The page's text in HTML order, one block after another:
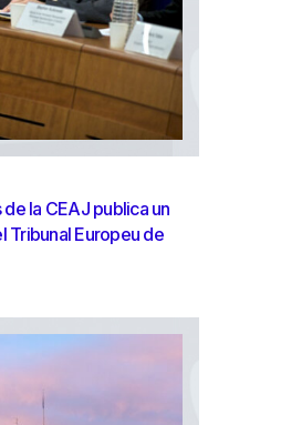
la CEAJ publica un
Tribunal Europeu de